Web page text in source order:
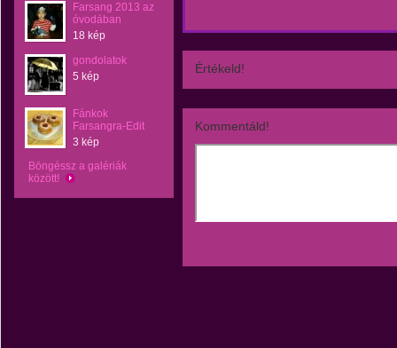
Farsang 2013 az
óvodában
18 kép
gondolatok
5 kép
Fánkok
Farsangra-Edit
3 kép
Böngéssz a galériák
között!
Értékeld!
Kommentáld!